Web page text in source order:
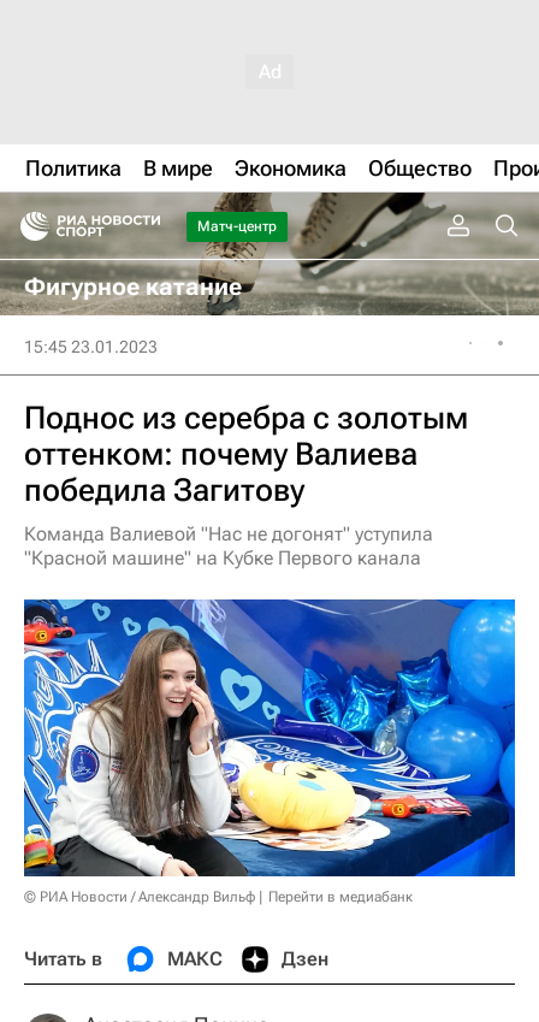
Политика В мире Экономика Общество
Матч-центр
Фигурное катание
15:45 23.01.2023
Поднос из серебра с золотым
оттенком: почему Валиева
победила Загитову
Команда Валиевой "Нас не догонят" уступила
"Красной машине" на Кубке Первого канала
© РИА Новости / Александр Вильф Перейти в медиабанк
Читать в МАКС Дзен